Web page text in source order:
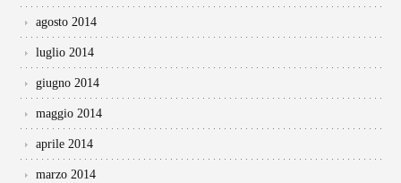
agosto 2014
luglio 2014
giugno 2014
maggio 2014
aprile 2014
marzo 2014